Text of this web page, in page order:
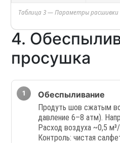
Таблица 3 — Параметры
4.
просушка
Обеспыливание
Продуть шов сжатым
давление 6–8 атм).
Расход воздуха ~0,5
Контроль: чистая